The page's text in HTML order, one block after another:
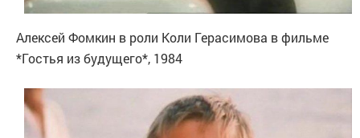
Алексей Фомкин в роли Коли Герасимова в фильме
*Гостья из будущего*, 1984